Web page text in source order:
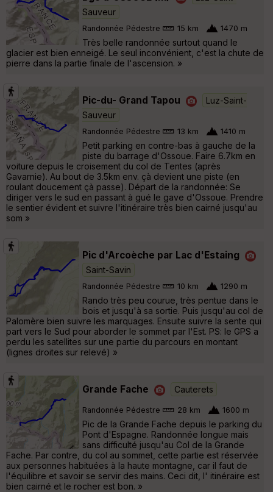
Sauveur
Randonnée Pédestre 15 km 1470 m
Très belle randonnée surtout quand le
glacier est bien enneigé. Le seul inconvénient, c'est la chute de
pierre dans la partie finale de l'ascension. »
Pic-du- Grand Tapou
Luz-Saint-
Sauveur
Randonnée Pédestre 13 km 1410 m
Petit parking en contre-bas à gauche de la
piste du barrage d'Ossoue. Faire 6.7km en
voiture depuis le croisement du col de Tentes (après
Gavarnie). Au bout de 3.5km env. çà devient une piste (en
roulant doucement çà passe). Départ de la randonnée: Se
diriger vers le sud en passant à gué le gave d'Ossoue. Prendre
le sentier évident et suivre l'itinéraire très bien cairné jusqu'au
som »
Pic d'Arcoèche par Lac d'Estaing
Saint-Savin
Randonnée Pédestre 10 km 1290 m
Rando très peu courue, très pentue dans le
bois et jusqu'à sa sortie. Puis jusqu'au col de
Palomère bien suivre les marquages. Ensuite suivre la sente qui
part vers le Sud pour aborder le sommet par l'Est. PS: le GPS a
perdu les satellites sur une partie du parcours en montant
(lignes droites sur relevé) »
Grande Fache Cauterets
Randonnée Pédestre 28 km 1600 m
Pic de la Grande Fache depuis le parking du
Pont d'Espagne. Randonnée longue mais
sans difficulté jusqu'au Col de la Grande
Fache. Par contre, du col au sommet, cette partie est réservée
aux personnes habituées à la haute montagne, car il faut de
l'équilibre et savoir se servir des mains. Ceci dit, l' itinéraire est
bien cairné et le rocher est bon. »